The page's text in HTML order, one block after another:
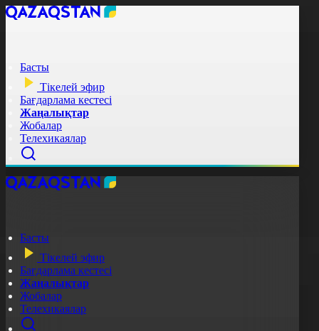
Басты
Тікелей эфир
Бағдарлама кестесі
Жаңалықтар
Жобалар
Телехикаялар
Басты
Тікелей эфир
Бағдарлама кестесі
Жаңалықтар
Жобалар
Телехикаялар